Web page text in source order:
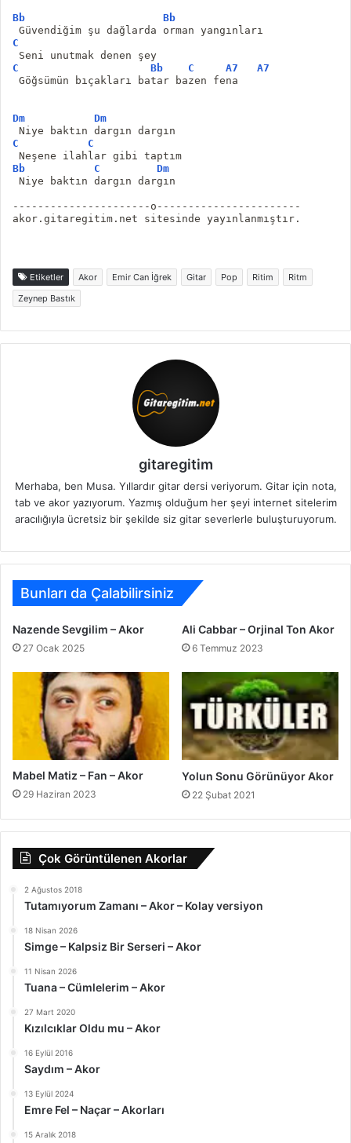
Bb
Bb
Güvendiğim şu dağlarda orman yangınları
C
Seni unutmak denen şey
C
Bb C A7
A7
Göğsümün bıçakları batar bazen fena
Dm
Dm
Niye baktın dargın dargın
C
C
Neşene ilahlar gibi taptım
Bb
C
Dm
Niye baktın dargın dargın
----------------------o-----------------------
akor.gitaregitim.net sitesinde yayınlanmıştır.
Etiketler Akor Emir Can İğrek Gitar Pop Ritim
Ritm
Zeynep Bastık
gitaregitim
Merhaba, ben Musa. Yıllardır gitar dersi veriyorum. Gitar için nota,
tab ve akor yazıyorum. Yazmış olduğum her şeyi internet sitelerim
aracılığıyla ücretsiz bir şekilde siz gitar severlerle buluşturuyorum.
Bunları da Çalabilirsiniz
Nazende Sevgilim – Akor
27 Ocak 2025
Ali Cabbar – Orjinal Ton Akor
6 Temmuz 2023
Mabel Matiz – Fan – Akor
29 Haziran 2023
Yolun Sonu Görünüyor Akor
22 Şubat 2021
Çok Görüntülenen Akorlar
2 Ağustos 2018
Tutamıyorum Zamanı – Akor – Kolay versiyon
18 Nisan 2026
Simge – Kalpsiz Bir Serseri – Akor
11 Nisan 2026
Tuana – Cümlelerim – Akor
27 Mart 2020
Kızılcıklar Oldu mu – Akor
16 Eylül 2016
Saydım – Akor
13 Eylül 2024
Emre Fel – Naçar – Akorları
15 Aralık 2018